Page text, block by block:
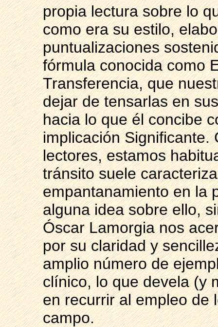
propia lectura sobre lo
como era su estilo,
puntualizaciones
fórmula conocida como
Transferencia, que
dejar de tensarlas en
hacia lo que él concibe
implicación Significante.
lectores, estamos
tránsito suele
empantanamiento en la
alguna idea sobre ello,
Óscar Lamorgia nos
por su claridad y
amplio número de
clínico, lo que devela (y
en recurrir al empleo de
campo.